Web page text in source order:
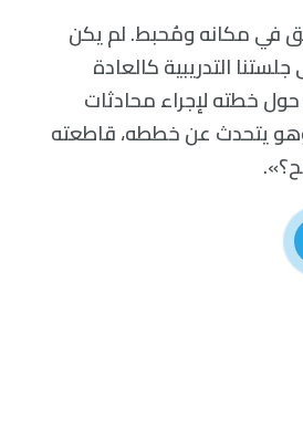
في مكانه ومُحبط. لم يكن
التدريبية كالعادة
خطته لإجراء محادثات
يتحدث عن خططه، قاطعته